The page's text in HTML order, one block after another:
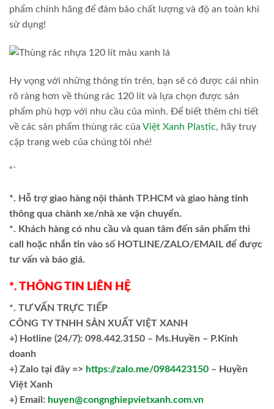
phẩm chính hãng để đảm bảo chất lượng và độ an toàn khi
sử dụng!
Hy vọng với những thông tin trên, bạn sẽ có được cái nhìn
rõ ràng hơn về thùng rác 120 lít và lựa chọn được sản
phẩm phù hợp với nhu cầu của mình. Để biết thêm chi tiết
về các sản phẩm thùng rác của Việt Xanh Plastic, hãy truy
cập trang web của chúng tôi nhé!
“`
*. Hỗ trợ giao hàng nội thành TP.HCM và giao hàng tỉnh
thông qua chành xe/nhà xe vận chuyển.
*. Khách hàng có nhu cầu và quan tâm đến sản phẩm thì
call hoặc nhắn tin vào số HOTLINE/ZALO/EMAIL để được
tư vấn và báo giá.
*. THÔNG TIN LIÊN HỆ
*. TƯ VẤN TRỰC TIẾP
CÔNG TY TNHH SẢN XUẤT VIỆT XANH
+) Hotline (24/7): 098.442.3150 – Ms.Huyền – P.Kinh
doanh
+) Zalo tại đây => https://zalo.me/0984423150 – Huyền
Việt Xanh
+) Email: huyen@congnghiepvietxanh.com.vn